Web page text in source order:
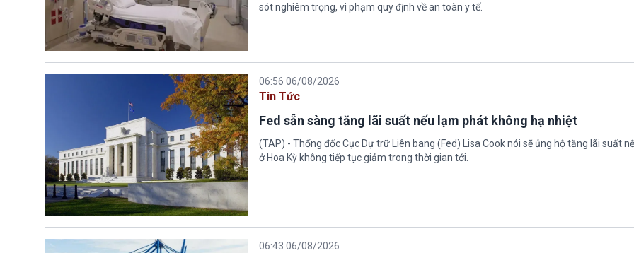
sót nghiêm trọng, vi phạm quy định về an toàn y tế.
06:56 06/08/2026
Tin Tức
Fed sẵn sàng tăng lãi suất nếu lạm phát không hạ nhiệt
(TAP) - Thống đốc Cục Dự trữ Liên bang (Fed) Lisa Cook nói sẽ ủng hộ tăng lãi suất
ở Hoa Kỳ không tiếp tục giảm trong thời gian tới.
06:43 06/08/2026